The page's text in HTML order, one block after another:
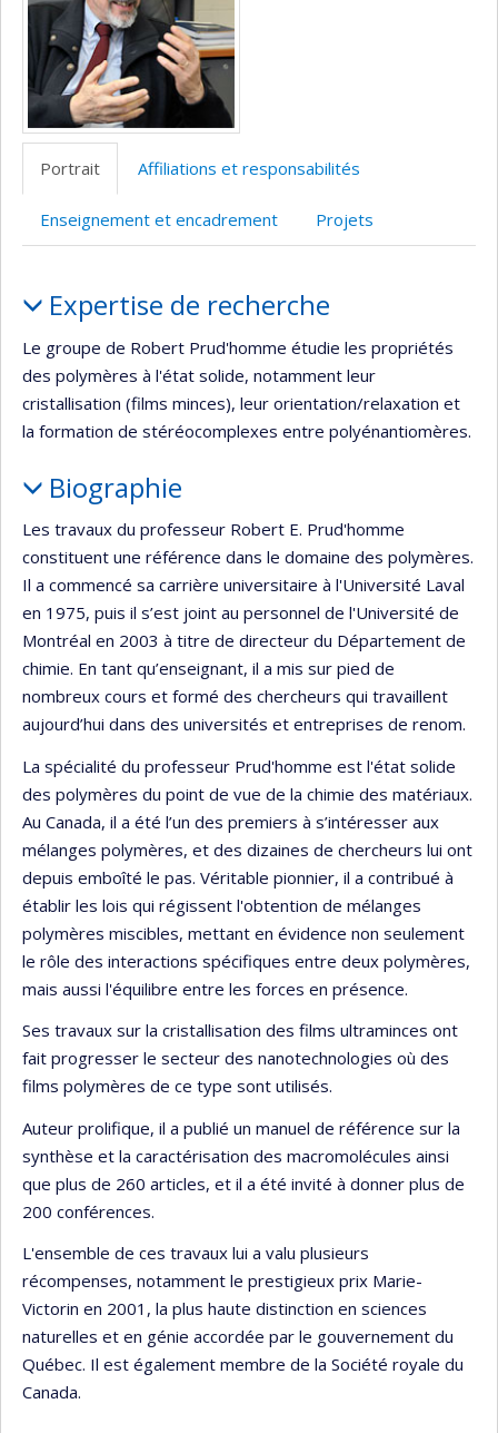
Portrait Affiliations et responsabilités
Enseignement et encadrement Projets
Expertise de recherche
Le groupe de Robert Prud'homme étudie les propriétés
des polymères à l'état solide, notamment leur
cristallisation (films minces), leur orientation/relaxation et
la formation de stéréocomplexes entre polyénantiomères.
Biographie
Les travaux du professeur Robert E. Prud'homme
constituent une référence dans le domaine des polymères.
Il a commencé sa carrière universitaire à l'Université Laval
en 1975, puis il s’est joint au personnel de l'Université de
Montréal en 2003 à titre de directeur du Département de
chimie. En tant qu’enseignant, il a mis sur pied de
nombreux cours et formé des chercheurs qui travaillent
aujourd’hui dans des universités et entreprises de renom.
La spécialité du professeur Prud'homme est l'état solide
des polymères du point de vue de la chimie des matériaux.
Au Canada, il a été l’un des premiers à s’intéresser aux
mélanges polymères, et des dizaines de chercheurs lui ont
depuis emboîté le pas. Véritable pionnier, il a contribué à
établir les lois qui régissent l'obtention de mélanges
polymères miscibles, mettant en évidence non seulement
le rôle des interactions spécifiques entre deux polymères,
mais aussi l'équilibre entre les forces en présence.
Ses travaux sur la cristallisation des films ultraminces ont
fait progresser le secteur des nanotechnologies où des
films polymères de ce type sont utilisés.
Auteur prolifique, il a publié un manuel de référence sur la
synthèse et la caractérisation des macromolécules ainsi
que plus de 260 articles, et il a été invité à donner plus de
200 conférences.
L'ensemble de ces travaux lui a valu plusieurs
récompenses, notamment le prestigieux prix Marie-
Victorin en 2001, la plus haute distinction en sciences
naturelles et en génie accordée par le gouvernement du
Québec. Il est également membre de la Société royale du
Canada.